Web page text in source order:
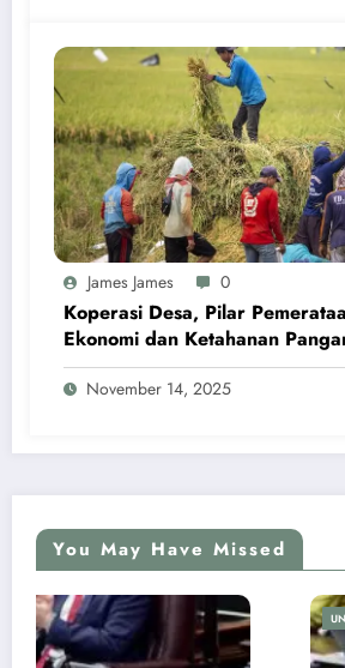
James James 0
Koperasi Desa, Pilar
Ekonomi dan Ketahanan
November 14, 2025
You May Have Missed
UNCATEGORIZED